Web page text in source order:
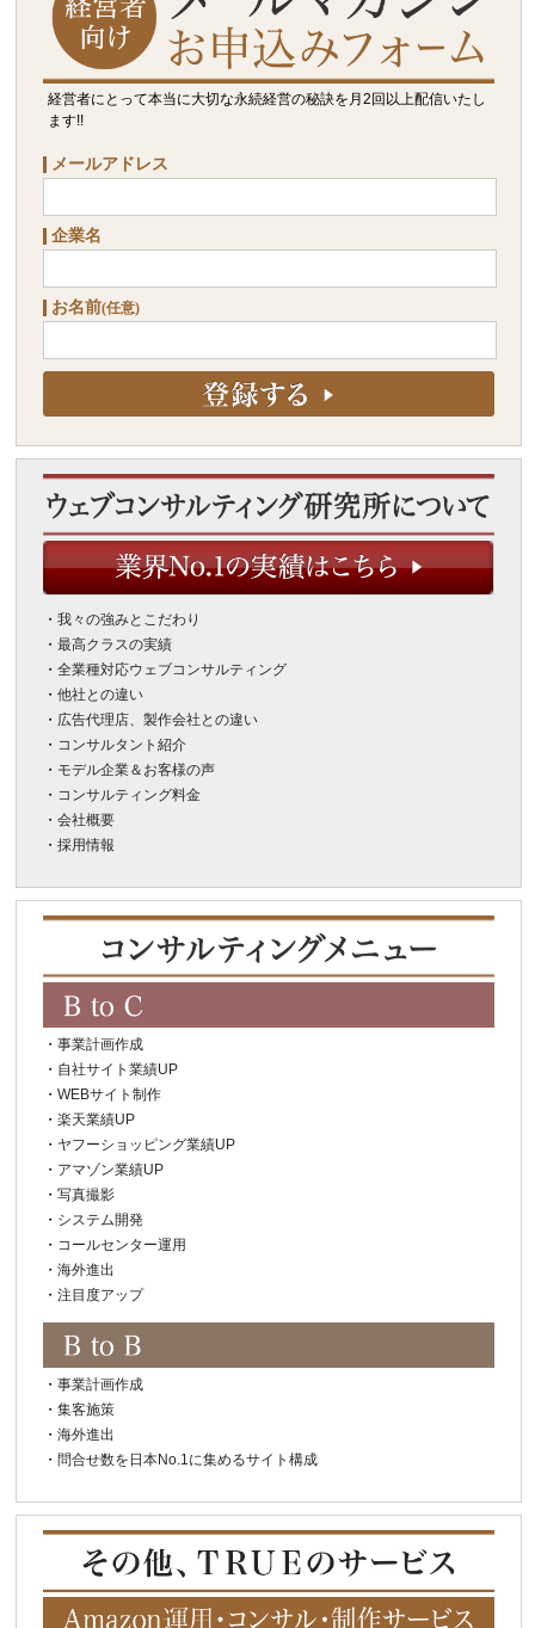
経営者にとって本当に大切な永続経営の秘訣を月2回以上配信いたし
ます!!
メールアドレス
企業名
お名前(任意)
・ 我々の強みとこだわり
・ 最高クラスの実績
・ 全業種対応ウェブコンサルティング
・ 他社との違い
・ 広告代理店、製作会社との違い
・ コンサルタント紹介
・ モデル企業＆お客様の声
・ コンサルティング料金
・ 会社概要
・ 採用情報
・ 事業計画作成
・ 自社サイト業績UP
・ WEBサイト制作
・ 楽天業績UP
・ ヤフーショッピング業績UP
・ アマゾン業績UP
・ 写真撮影
・ システム開発
・ コールセンター運用
・ 海外進出
・ 注目度アップ
・ 事業計画作成
・ 集客施策
・ 海外進出
・ 問合せ数を日本No.1に集めるサイト構成